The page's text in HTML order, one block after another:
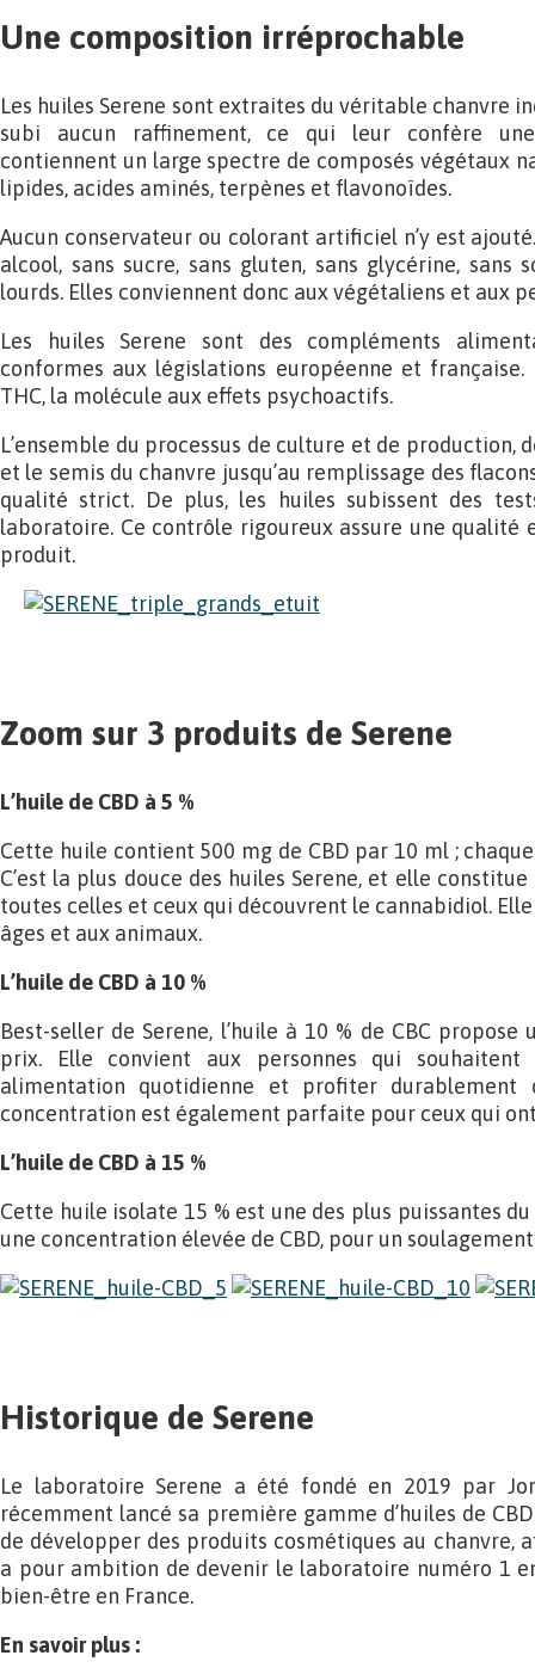
Une composition irréprochable
Les huiles Serene sont extraites du véritable chanvre
subi aucun raffinement, ce qui leur confère
contiennent un large spectre de composés végétaux
lipides, acides aminés, terpènes et flavonoïdes.
Aucun conservateur ou colorant artificiel n’y est
alcool, sans sucre, sans gluten, sans glycérine, sans
lourds. Elles conviennent donc aux végétaliens et aux
Les huiles Serene sont des compléments
conformes aux législations européenne et
THC, la molécule aux effets psychoactifs.
L’ensemble du processus de culture et de production,
et le semis du chanvre jusqu’au remplissage des
qualité strict. De plus, les huiles subissent des
laboratoire. Ce contrôle rigoureux assure une
produit.
Zoom sur 3 produits de Serene
L’huile de CBD à 5 %
Cette huile contient 500 mg de CBD par 10 ml ;
C’est la plus douce des huiles Serene, et elle
toutes celles et ceux qui découvrent le cannabidiol.
âges et aux animaux.
L’huile de CBD à 10 %
Best-seller de Serene, l’huile à 10 % de CBC
prix. Elle convient aux personnes qui
alimentation quotidienne et profiter durablement
concentration est également parfaite pour ceux qui
L’huile de CBD à 15 %
Cette huile isolate 15 % est une des plus puissantes
une concentration élevée de CBD, pour un
Historique de Serene
Le laboratoire Serene a été fondé en 2019 par
récemment lancé sa première gamme d’huiles de
de développer des produits cosmétiques au chanvre,
a pour ambition de devenir le laboratoire numéro 1
bien-être en France.
En savoir plus :